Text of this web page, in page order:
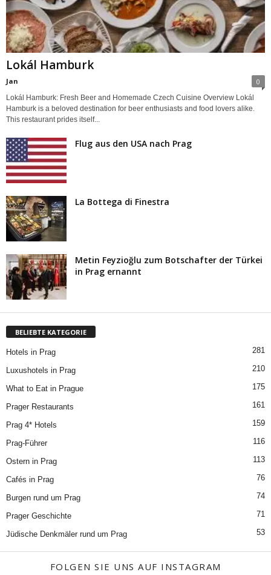
Lokál Hamburk
Jan 0
Lokál Hamburk: Fresh Beer and Homemade Czech Cuisine Overview Lokál
Hamburk is a beloved destination for beer enthusiasts and food lovers alike.
This restaurant prides itself...
Flug aus den USA nach Prag
La Bottega di Finestra
Metin Feyzioğlu zum Botschafter der Türkei
in Prag ernannt
BELIEBTE KATEGORIE
Hotels in Prag 281
Luxushotels in Prag 210
What to Eat in Prague 175
Prager Restaurants 161
Prag 4* Hotels 159
Prag-Führer 116
Ostern in Prag 113
Cafés in Prag 76
Burgen rund um Prag 74
Prager Geschichte 71
Jüdische Denkmäler rund um Prag 53
FOLGEN SIE UNS AUF INSTAGRAM